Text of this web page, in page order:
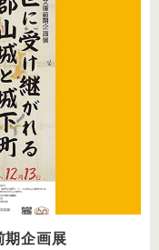
企画展